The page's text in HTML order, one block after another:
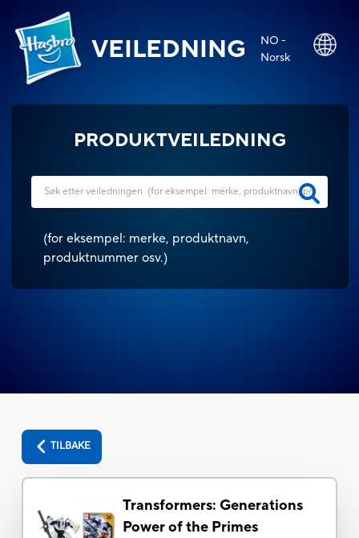
VEILEDNING
NO -
Norsk
PRODUKTVEILEDNING
(for eksempel: merke, produktnavn,
produktnummer osv.)
TILBAKE
Transformers: Generations
Power of the Primes